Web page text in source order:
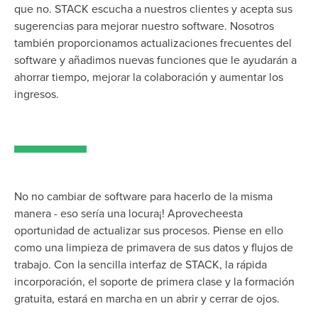
que no. STACK escucha a nuestros clientes y acepta sus
sugerencias para mejorar nuestro software. Nosotros
también proporcionamos actualizaciones frecuentes del
software y añadimos nuevas funciones que le ayudarán a
ahorrar tiempo, mejorar la colaboración y aumentar los
ingresos.
No no cambiar de software para hacerlo de la misma
manera - eso sería una locura¡! Aprovecheesta
oportunidad de actualizar sus procesos. Piense en ello
como una limpieza de primavera de sus datos y flujos de
trabajo. Con la sencilla interfaz de STACK, la rápida
incorporación, el soporte de primera clase y la formación
gratuita, estará en marcha en un abrir y cerrar de ojos.